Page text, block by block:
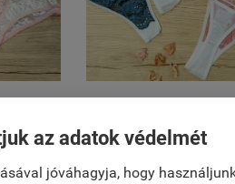
az adatok védelmét
jóváhagyja, hogy
"Flower" csipke
masni díszítéssel
(állítható pántos)